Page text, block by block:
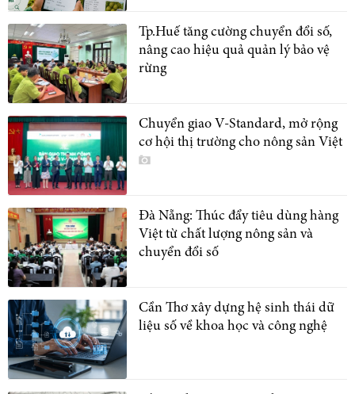
Tp.Huế tăng cường chuyển đổi số,
nâng cao hiệu quả quản lý bảo vệ
rừng
Chuyển giao V-Standard, mở rộng
cơ hội thị trường cho nông sản Việt
Đà Nẵng: Thúc đẩy tiêu dùng hàng
Việt từ chất lượng nông sản và
chuyển đổi số
Cần Thơ xây dựng hệ sinh thái dữ
liệu số về khoa học và công nghệ